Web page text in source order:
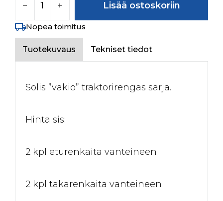
Lisää ostoskoriin
Nopea toimitus
Tuotekuvaus Tekniset tiedot
Solis ”vakio” traktorirengas sarja.
Hinta sis:
2 kpl eturenkaita vanteineen
2 kpl takarenkaita vanteineen